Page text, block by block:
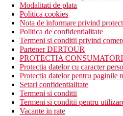
Modalitati de plata
Politica cookies
Nota de informare privind
Politica de confidentialitate
Termeni si conditii privind
Partener DERTOUR
PROTECTIA
Protectia datelor cu caracter
Protectia datelor pentru paginile
Setari confidentialitate
Termeni si conditii
Termeni si conditii pentru
Vacante in rate